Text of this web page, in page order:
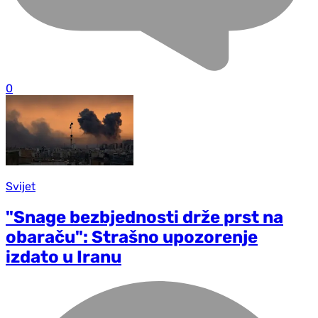
0
Svijet
"Snage bezbjednosti drže prst na
obaraču": Strašno upozorenje
izdato u Iranu